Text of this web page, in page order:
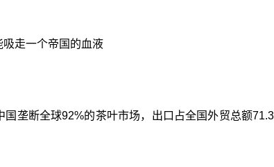
吸走一个帝国的血液
国垄断全球92%的茶叶市场，出口占全国外贸总额